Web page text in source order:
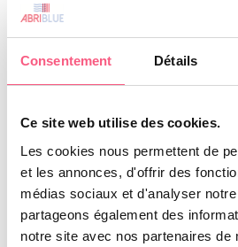
Consentement Détails
Ce site web utilise des cookies.
Les cookies nous permettent de
et les annonces, d'offrir des
médias sociaux et d'analyser
partageons également des
notre site avec nos partenaires de
Le Groupe
Mon Espace pro